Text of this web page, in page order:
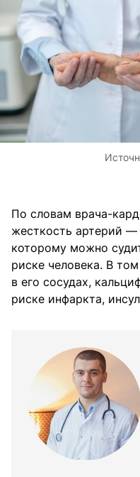
По словам врача-
жесткость артерий —
которому можно
риске человека. В
в его сосудах,
риске инфаркта,